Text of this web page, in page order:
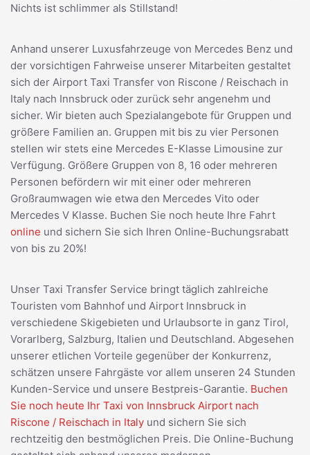
Nichts ist schlimmer als Stillstand!
Anhand unserer Luxusfahrzeuge von Mercedes Benz und
der vorsichtigen Fahrweise unserer Mitarbeiten gestaltet
sich der Airport Taxi Transfer von Riscone / Reischach in
Italy nach Innsbruck oder zurück sehr angenehm und
sicher. Wir bieten auch Spezialangebote für Gruppen und
größere Familien an. Gruppen mit bis zu vier Personen
stellen wir stets eine Mercedes E-Klasse Limousine zur
Verfügung. Größere Gruppen von 8, 16 oder mehreren
Personen befördern wir mit einer oder mehreren
Großraumwagen wie etwa den Mercedes Vito oder
Mercedes V Klasse. Buchen Sie noch heute Ihre Fahrt
online und sichern Sie sich Ihren Online-Buchungsrabatt
von bis zu 20%!
Unser Taxi Transfer Service bringt täglich zahlreiche
Touristen vom Bahnhof und Airport Innsbruck in
verschiedene Skigebieten und Urlaubsorte in ganz Tirol,
Vorarlberg, Salzburg, Italien und Deutschland. Abgesehen
unserer etlichen Vorteile gegenüber der Konkurrenz,
schätzen unsere Fahrgäste vor allem unseren 24 Stunden
Kunden-Service und unsere Bestpreis-Garantie. Buchen
Sie noch heute Ihr Taxi von Innsbruck Airport nach
Riscone / Reischach in Italy und sichern Sie sich
rechtzeitig den bestmöglichen Preis. Die Online-Buchung